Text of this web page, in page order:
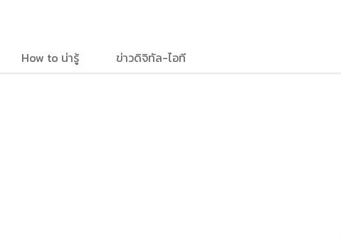
How to น่ารู้ ข่าวดิจิทัล-ไอที